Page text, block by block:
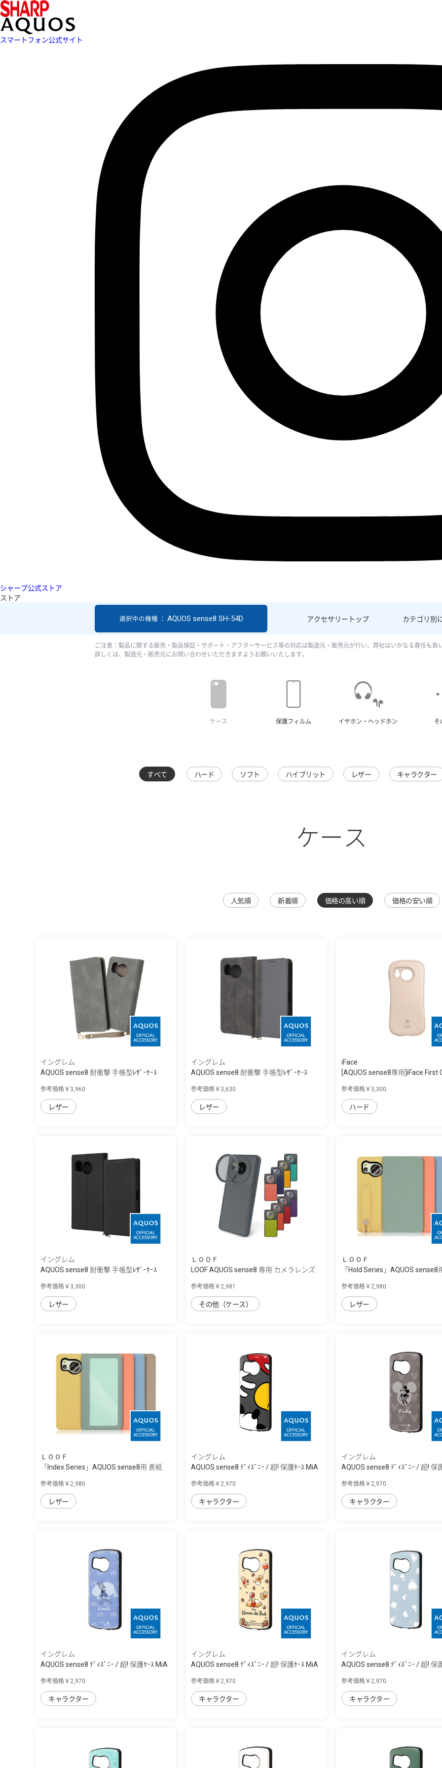
スマートフォン公式サイト
シャープ公式ストア
ストア
アクセサリー トップ カテゴリ別
選択中の機種 ： AQUOS sense8 SH-54D
ご注意：製品に関する販売・製品保証・サポート・アフターサービス等の対応は製造元・販売元が行い、弊社はいかなる責任も負
詳しくは、製造元・販売元にお問い合わせいただきますようお願いいたします。
ケース 保護フィルム イヤホン・ヘッドホン そ
すべて ハード ソフト ハイブリット レザー キャラクター
ケース
人気順 新着順 価格の高い順 価格の安い順
イングレム
AQUOS sense8 耐衝撃 手帳型ﾚｻﾞｰｹｰｽ
参考価格￥3,960
レザー
イングレム
AQUOS sense8 耐衝撃 手帳型ﾚｻﾞｰｹｰｽ
参考価格￥3,630
レザー
iFace
[AQUOS sense8専用]iFace First
参考価格￥3,300
ハード
イングレム
AQUOS sense8 耐衝撃 手帳型ﾚｻﾞｰｹｰｽ
参考価格￥3,300
レザー
ＬＯＯＦ
LOOF AQUOS sense8 専用 カメラレンズ
参考価格￥2,981
その他（ケース）
ＬＯＯＦ
「Hold Series」AQUOS sense8
参考価格￥2,980
レザー
ＬＯＯＦ
「Index Series」AQUOS sense8用 表紙
参考価格￥2,980
レザー
イングレム
AQUOS sense8 ﾃﾞｨｽﾞﾆｰ / 超! 保護ｹｰｽ MiA
参考価格￥2,970
キャラクター
イングレム
AQUOS sense8 ﾃﾞｨｽﾞﾆｰ / 超! 保
参考価格￥2,970
キャラクター
イングレム
AQUOS sense8 ﾃﾞｨｽﾞﾆｰ / 超! 保護ｹｰｽ MiA
参考価格￥2,970
キャラクター
イングレム
AQUOS sense8 ﾃﾞｨｽﾞﾆｰ / 超! 保護ｹｰｽ MiA
参考価格￥2,970
キャラクター
イングレム
AQUOS sense8 ﾃﾞｨｽﾞﾆｰ / 超! 保
参考価格￥2,970
キャラクター